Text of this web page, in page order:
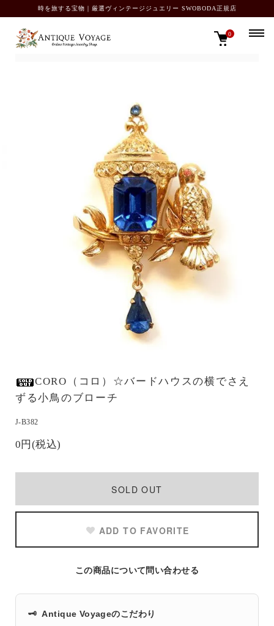
時を旅する宝物｜厳選ヴィンテージジュエリー SWOBODA正規店
0
TOP SOLD OUT カタログ
CORO（コロ）☆バードハウスの横でさえ
ずる小鳥のブローチ
J-B382
0円(税込)
SOLD OUT
ADD TO FAVORITE
この商品について問い合わせる
🗝️ Antique Voyageのこだわり